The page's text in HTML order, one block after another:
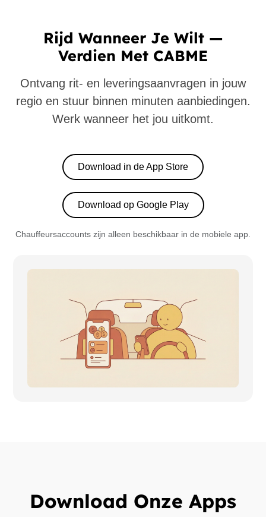
Rijd Wanneer Je Wilt —
Verdien Met CABME
Ontvang rit- en leveringsaanvragen in jouw
regio en stuur binnen minuten aanbiedingen.
Werk wanneer het jou uitkomt.
Download in de App Store
Download op Google Play
Chauffeursaccounts zijn alleen beschikbaar in de mobiele app.
Download Onze Apps